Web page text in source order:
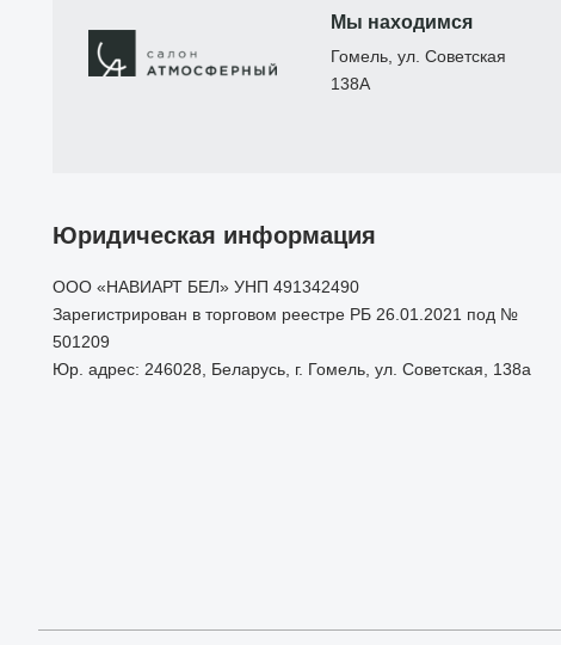
Мы находимся
Гомель, ул. Советская
138А
Юридическая информация
ООО «НАВИАРТ БЕЛ» УНП 491342490
Зарегистрирован в торговом реестре РБ 26.01.2021 под №
501209
Юр. адрес: 246028, Беларусь, г. Гомель, ул. Советская, 138а